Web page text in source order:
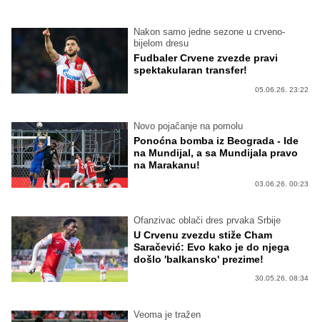
Nakon samo jedne sezone u crveno-
bijelom dresu
Fudbaler Crvene zvezde pravi
spektakularan transfer!
05.06.26. 23:22
Novo pojačanje na pomolu
Ponoćna bomba iz Beograda - Ide
na Mundijal, a sa Mundijala pravo
na Marakanu!
03.06.26. 00:23
Ofanzivac oblači dres prvaka Srbije
U Crvenu zvezdu stiže Cham
Saračević: Evo kako je do njega
došlo 'balkansko' prezime!
30.05.26. 08:34
Veoma je tražen